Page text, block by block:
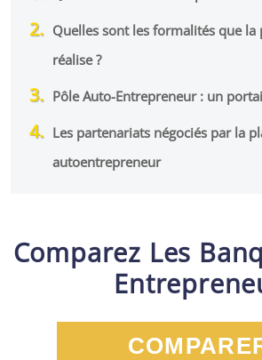
Quelles sont les formalités que la
réalise ?
Pôle Auto-Entrepreneur : un
Les partenariats négociés par la
autoentrepreneur
Comparez Les